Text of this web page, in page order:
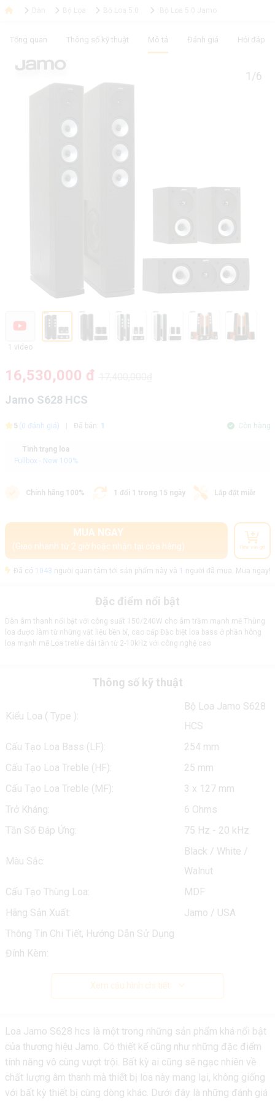
Tổng quan Thông số kỹ thuật Mô tả Đánh giá Hỏi đáp
1/6
1 video
16,530,000 đ
Jamo S628 HCS
5 (0 đánh giá) Đã bán: 1 Còn hàng
Tình trạng loa
Fullbox - New 100%
Chính hãng 100% 1 đổi 1 trong 15 ngày Lắp đặt miễn phí
MUA NGAY
(Giao nhanh từ 2 giờ hoặc nhận tại cửa hàng) Thêm vào giỏ
Đã có 1043 người quan tâm tới sản phẩm này và 1 người đã mua. Mua ngay!
Đặc điểm nổi bật
Dàn âm thanh nổi bật với công suất 150/240W cho âm trầm mạnh mẽ Thùng
loa được làm từ những vật liệu bền bỉ, cao cấp Đặc biệt loa bass ở phần hông
loa mạnh mẽ Loa treble dải tần từ 2-10kHz với công nghệ cao
Thông số kỹ thuật
Kiểu Loa ( Type ):
Bộ Loa Jamo S628
HCS
Cấu Tạo Loa Bass (LF):
254 mm
Cấu Tạo Loa Treble (HF):
25 mm
Cấu Tạo Loa Treble (MF):
3 x 127 mm
Trở Kháng:
6 Ohms
Tần Số Đáp Ứng:
75 Hz - 20 kHz
Màu Sắc:
Black / White /
Walnut
Cấu Tạo Thùng Loa:
MDF
Hãng Sản Xuất:
Jamo / USA
Thông Tin Chi Tiết, Hướng Dẫn Sử Dụng
Đính Kèm:
Xem cấu hình chi tiết
Loa Jamo S628 hcs là một trong những sản phẩm khá nổi bật
của thương hiệu Jamo. Có thiết kế cũng như những đặc điểm
tính năng vô cùng vượt trội. Bất kỳ ai cũng sẽ ngạc nhiên về
chất lượng âm thanh mà thiết bị loa này mang lại, không giống
với bất kỳ thiết bị cùng dòng khác. Dưới đây là những đánh giá